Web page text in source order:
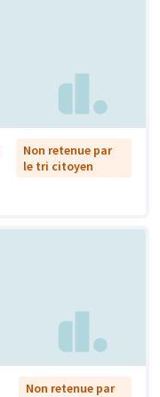
Non retenue par
le tri citoyen
Non retenue par